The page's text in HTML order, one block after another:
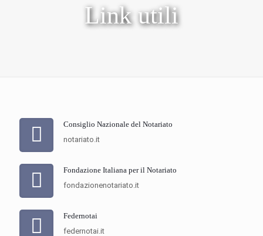
Link utili
Consiglio Nazionale del Notariato
notariato.it
Fondazione Italiana per il Notariato
fondazionenotariato.it
Federnotai
federnotai.it